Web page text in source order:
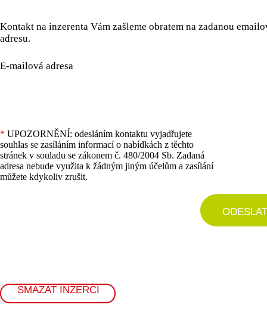
Kontakt na inzerenta Vám zašleme obratem na zadanou
adresu.
E-mailová adresa
* UPOZORNĚNÍ: odesláním kontaktu vyjadřujete
souhlas se zasíláním informací o nabídkách z těchto
stránek v souladu se zákonem č. 480/2004 Sb. Zadaná
adresa nebude využita k žádným jiným účelům a zasílání
můžete kdykoliv zrušit.
ODESLAT
SMAZAT INZERCI